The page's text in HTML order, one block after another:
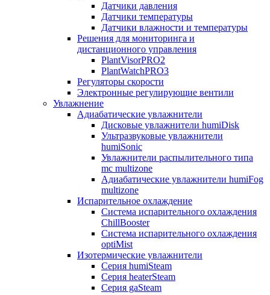
Датчики давления
Датчики температуры
Датчики влажности и температуры
Решения для мониторинга и
дистанционного управления
PlantVisorPRO2
PlantWatchPRO3
Регуляторы скорости
Электронные регулирующие вентили
Увлажнение
Адиабатические увлажнители
Дисковые увлажнители humiDisk
Ультразвуковые увлажнители
humiSonic
Увлажнители распылительного типа
mc multizone
Адиабатические увлажнители humiFog
multizone
Испарительное охлаждение
Система испарительного охлаждения
ChillBooster
Система испарительного охлаждения
optiMist
Изотермические увлажнители
Серия humiSteam
Серия heaterSteam
Серия gaSteam